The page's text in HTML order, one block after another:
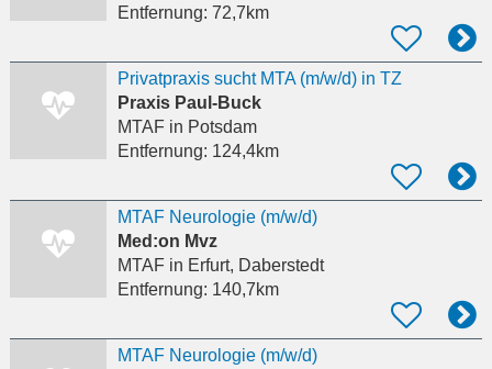
Entfernung: 72,7km
Privatpraxis sucht MTA (m/w/d) in TZ
Praxis Paul-Buck
MTAF in Potsdam
Entfernung: 124,4km
MTAF Neurologie (m/w/d)
Med:on Mvz
MTAF in Erfurt, Daberstedt
Entfernung: 140,7km
MTAF Neurologie (m/w/d)